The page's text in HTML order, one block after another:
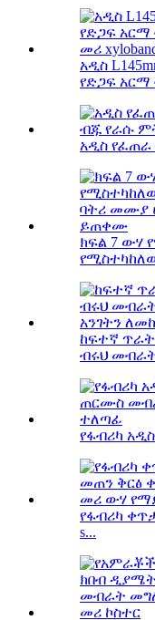
አዲስ
የድጋፍ አርማ
አዲስ የፈጠራ
ክፍል 7 ውሃ
ከፍተኛ
ብሩህ መብራት
የፋብሪካ
የፋብሪካ
s...